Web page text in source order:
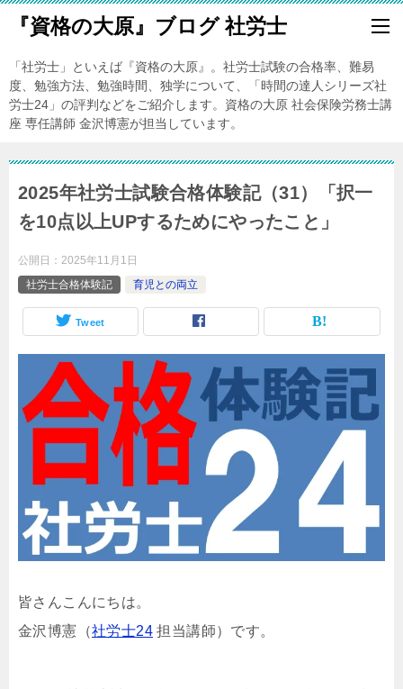
『資格の大原』ブログ 社労士
「社労士」といえば『資格の大原』。社労士試験の合格率、難易
度、勉強方法、勉強時間、独学について、「時間の達人シリーズ社
労士24」の評判などをご紹介します。資格の大原 社会保険労務士講
座 専任講師 金沢博憲が担当しています。
2025年社労士試験合格体験記（31）「択一
を10点以上UPするためにやったこと」
公開日： 2025年11月1日
社労士合格体験記
育児との両立
Tweet
皆さんこんにちは。
金沢博憲（社労士24 担当講師）です。